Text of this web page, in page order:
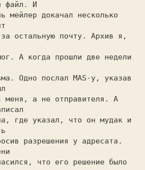
файл. И
мейлер докачал несколько
остальную почту. Архив я,
А когда прошли две недели
Одно послал MAS-у, указав
меня, а не отправителя. А
где указал, что он мудак и
разрешения у адресата.
что его решение было